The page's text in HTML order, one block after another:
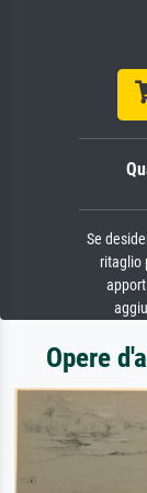
Se
ritaglio
Opere